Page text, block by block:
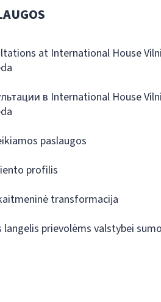
at International House
в International House
paslaugos
profilis
transformacija
langelis prievolėms valstybei